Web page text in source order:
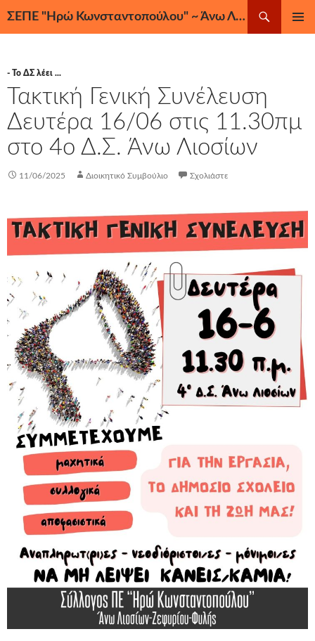
ΣΕΠΕ "Ηρώ Κωνσταντοπούλου" ~ Άνω Λιόσια, Ζεφύρι, Φυλή
- Το ΔΣ λέει ...
Τακτική Γενική Συνέλευση
Δευτέρα 16/06 στις 11.30πμ
στο 4ο Δ.Σ. Άνω Λιοσίων
11/06/2025 Διοικητικό Συμβούλιο Σχολιάστε